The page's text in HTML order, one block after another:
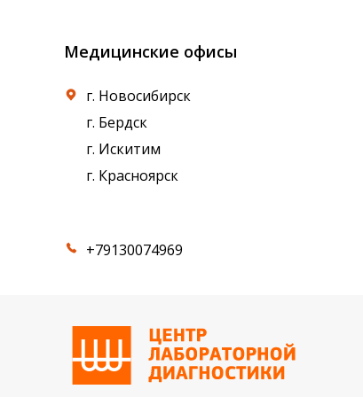
Медицинские офисы
г. Новосибирск
г. Бердск
г. Искитим
г. Красноярск
+79130074969